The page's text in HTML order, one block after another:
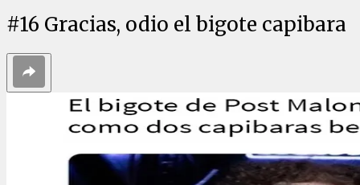
#16 Gracias, odio el bigote capibara